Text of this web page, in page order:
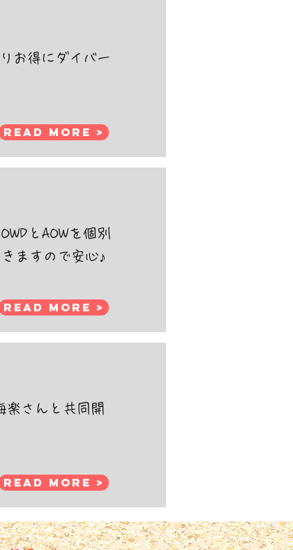
お得にダイバー
Read More >
とAOWを個別
ますので安心♪
Read More >
楽さんと共同開
Read More >